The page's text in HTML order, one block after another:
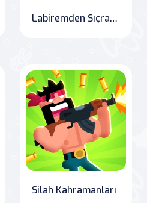
Labiremden Sıçrama
Silah Kahramanları